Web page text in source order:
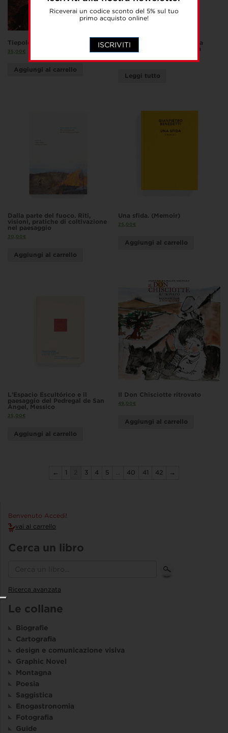
Riceverai un codice sconto del 5% sul tuo
primo acquisto online!
ISCRIVITI
Tiepolo, Piazzetta, Novelli
35,00€
Aggiungi al carrello
L’oro dipinto. El Greco e la
pittura tra Creta e Venezia
Leggi tutto
Dalla parte del fuoco. Riti,
visioni, pratiche di coltivazione
nel paesaggio
30,00€
Aggiungi al carrello
Una sfida. (Memoir)
25,00€
Aggiungi al carrello
L’Espacio Escultórico e il
paesaggio del Pedregal de San
Ángel, Messico
25,00€
Aggiungi al carrello
Il Don Chisciotte ritrovato
49,00€
Aggiungi al carrello
← 1 3 4 5 … 40 41 42 →
Benvenuto Accedi!
vai al carrello
Cerca un libro
Ricerca avanzata
Le collane
Biografie
Cartografia
design e comunicazione visiva
Graphic Novel
Montagna
Poesia
Saggistica
Enogastronomia
Fotografia
Guide